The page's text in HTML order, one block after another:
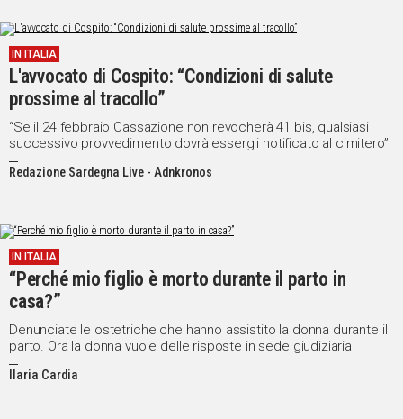
IN ITALIA
L'avvocato di Cospito: “Condizioni di salute
prossime al tracollo”
“Se il 24 febbraio Cassazione non revocherà 41 bis, qualsiasi
successivo provvedimento dovrà essergli notificato al cimitero”
Redazione Sardegna Live - Adnkronos
IN ITALIA
“Perché mio figlio è morto durante il parto in
casa?”
Denunciate le ostetriche che hanno assistito la donna durante il
parto. Ora la donna vuole delle risposte in sede giudiziaria
Ilaria Cardia